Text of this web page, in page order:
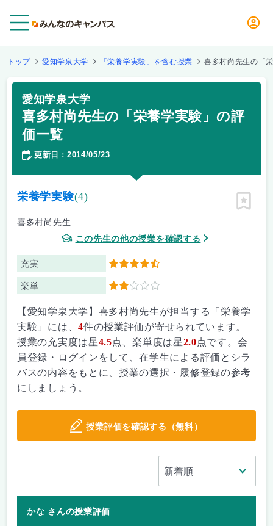
トップ 愛知学泉大学 「栄養学実験」を含む授業 喜多村尚先生の「
愛知学泉大学
喜多村尚先生の「栄養学実験」の評
価一覧
更新日 ： 2014/05/23
栄養学実験(4)
喜多村尚先生
この先生の他の授業を確認する
充実 4.5
楽単 2
ピン留
【愛知学泉大学】喜多村尚先生が担当する「栄養学
実験」には、4件の授業評価が寄せられています。
授業の充実度は星4.5点、楽単度は星2.0点です。会
員登録・ログインをして、在学生による評価とシラ
バスの内容をもとに、授業の選択・履修登録の参考
にしましょう。
授業評価を確認する（無料）
かな さんの授業評価